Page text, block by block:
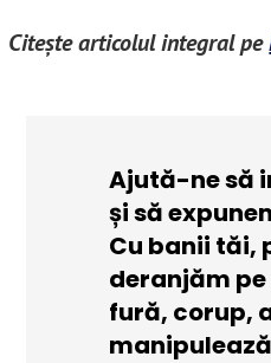
Citește articolul integral pe
Ajută-ne să
și să
Cu banii tăi,
deranjăm
fură, corup,